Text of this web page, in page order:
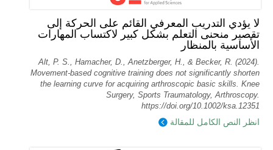
لا يؤدي التدريب المعرفي القائم على الحركة إلى
تقصير منحنى التعلم بشكل كبير لاكتساب المهارات
الأساسية بالمنظار
Alt, P. S., Hamacher, D., Anetzberger, H., & Becker, R. (2024).
Movement‐based cognitive training does not significantly shorten
the learning curve for acquiring arthroscopic basic skills. Knee
Surgery, Sports Traumatology, Arthroscopy.
https://doi.org/10.1002/ksa.12351
انظر النص الكامل للمقالة